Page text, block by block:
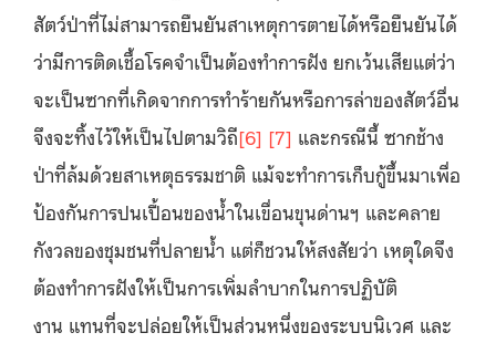
สัตว์ป่าที่ไม่สามารถยืนยันสาเหตุการตายได้หรือยืนยันได้
ว่ามีการติดเชื้อโรคจำเป็นต้องทำการฝัง ยกเว้นเสียแต่ว่า
จะเป็นซากที่เกิดจากการทำร้ายกันหรือการล่าของสัตว์อื่น
จึงจะทิ้งไว้ให้เป็นไปตามวิถี[6] [7] และกรณีนี้ ซากช้าง
ป่าที่ล้มด้วยสาเหตุธรรมชาติ แม้จะทำการเก็บกู้ขึ้นมาเพื่อ
ป้องกันการปนเปื้อนของน้ำในเขื่อนขุนด่านฯ และคลาย
กังวลของชุมชนที่ปลายน้ำ แต่ก็ชวนให้สงสัยว่า เหตุใดจึง
ต้องทำการฝังให้เป็นการเพิ่มลำบากในการปฏิบัติ
งาน แทนที่จะปล่อยให้เป็นส่วนหนึ่งของระบบนิเวศ และ